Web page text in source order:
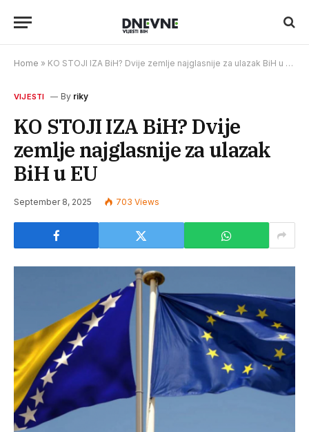
Home » KO STOJI IZA BiH? Dvije zemlje najglasnije za ulazak BiH u EU
VIJESTI By riky
KO STOJI IZA BiH? Dvije
zemlje najglasnije za ulazak
BiH u EU
September 8, 2025 703 Views